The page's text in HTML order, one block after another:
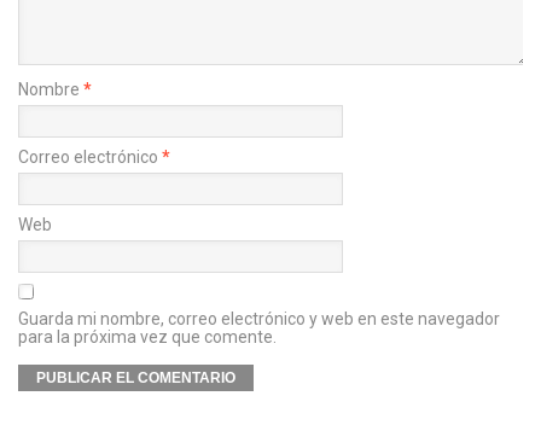
Nombre *
Correo electrónico *
Web
Guarda mi nombre, correo electrónico y web en este navegador
para la próxima vez que comente.